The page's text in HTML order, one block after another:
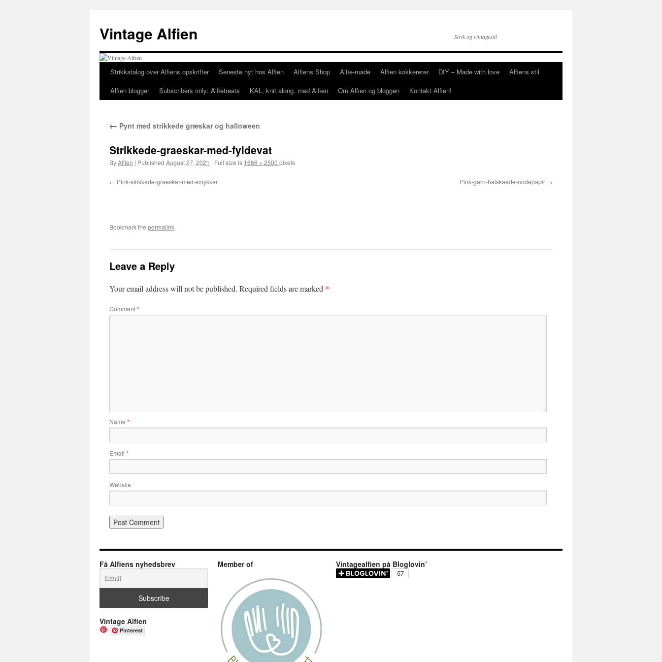
content
Vintage Alfien Strik og vintagestil
Strikkatalog over Alfiens opskrifter Seneste nyt hos Alfien Alfiens Shop Alfie-made Alfien kokkererer DIY – Made with love
Alfiens stil
Alfien blogger
Subscribers only: Alfietreats KAL, knit along, med Alfien Om Alfien og bloggen Kontakt Alfien!
← Pynt med strikkede græskar og halloween
Strikkede-graeskar-med-fyldevat
ByAlfien | Published August 27, 2021 | Full size is 1666 × 2500 pixels
Pink-strikkede-graeskar-med-smykker Pink-garn-halskaede-nodepapir
Bookmark the permalink.
Leave a Reply
Your email address will not be published. Required fields are marked *
Comment*
Name *
Email *
Website
Få Alfiens nyhedsbrev
Vintage Alfien
Pinterest
Member of Vintagealfien på Bloglovin’